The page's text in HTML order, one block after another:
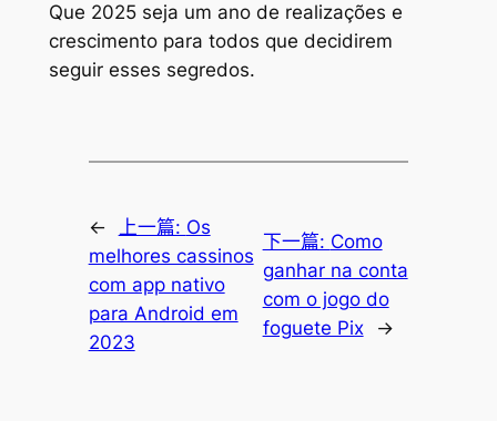
Que 2025 seja um ano de realizações e
crescimento para todos que decidirem
seguir esses segredos.
← 上一篇: Os
melhores cassinos
com app nativo
para Android em
2023
下一篇: Como
ganhar na conta
com o jogo do
foguete Pix
→